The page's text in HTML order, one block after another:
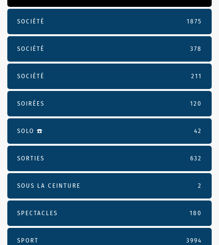
SOCIÉTÉ 1875
SOCIÉTÉ 378
SOCIÉTÉ 211
SOIRÉES 120
SOLO ☎️ 42
SORTIES 632
SOUS LA CEINTURE 2
SPECTACLES 180
SPORT 3994